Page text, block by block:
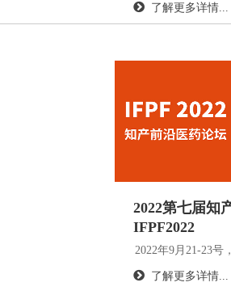
了解更多详情...
2022第七届知
IFPF2022
2022年9月21-23
了解更多详情...